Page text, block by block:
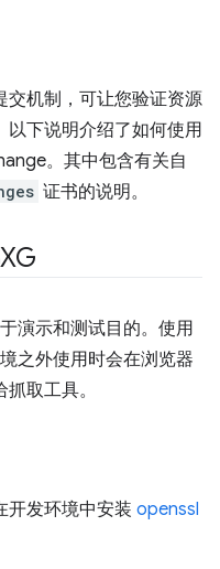
交机制，可让您验证资源
以下说明介绍了如何使用
。其中包含有关自
证书的说明。
演示和测试目的。使用
之外使用时会在浏览器
取工具。
开发环境中安装 openssl